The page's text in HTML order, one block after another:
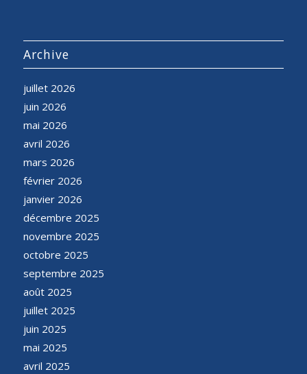
Archive
juillet 2026
juin 2026
mai 2026
avril 2026
mars 2026
février 2026
janvier 2026
décembre 2025
novembre 2025
octobre 2025
septembre 2025
août 2025
juillet 2025
juin 2025
mai 2025
avril 2025